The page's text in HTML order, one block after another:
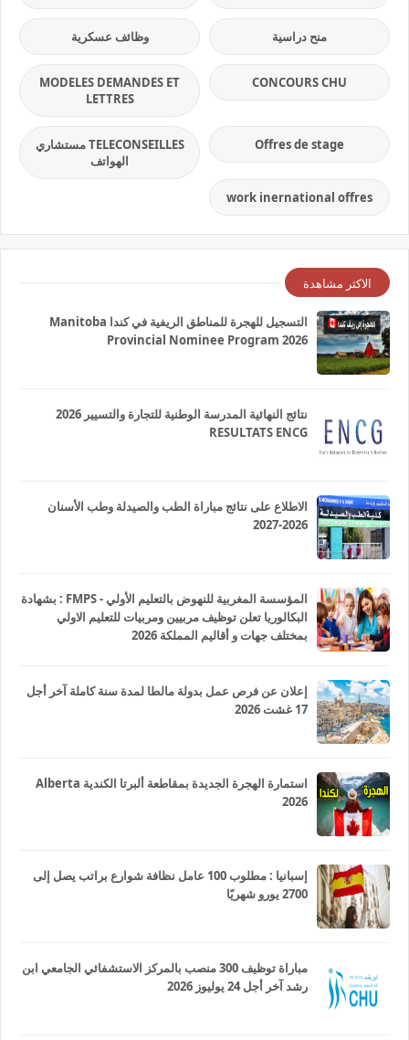
منح دراسية وظائف عسكرية
CONCOURS CHU
MODELES DEMANDES ET
LETTRES
Offres de stage
TELECONSEILLES مستشاري
الهواتف
work inernational offres
الاكثر مشاهدة
التسجيل للهجرة للمناطق الريفية في كندا Manitoba
Provincial Nominee Program 2026
نتائج النهائية المدرسة الوطنية للتجارة والتسيير 2026
RESULTATS ENCG
الاطلاع على نتائج مباراة الطب والصيدلة وطب الأسنان
2026-2027
المؤسسة المغربية للنهوض بالتعليم الأولي - FMPS : بشهادة
البكالوريا تعلن توظيف مربيين ومربيات للتعليم الاولي
بمختلف جهات و أقاليم المملكة 2026
إعلان عن فرص عمل بدولة مالطا لمدة سنة كاملة آخر أجل
17 غشت 2026
استمارة الهجرة الجديدة بمقاطعة ألبرتا الكندية Alberta
2026
إسبانيا : مطلوب 100 عامل نظافة شوارع براتب يصل إلى
2700 يورو شهريًا
مباراة توظيف 300 منصب بالمركز الاستشفائي الجامعي ابن
رشد آخر أجل 24 يوليوز 2026